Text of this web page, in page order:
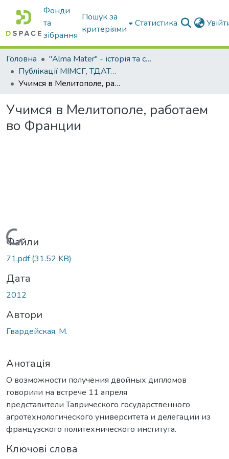
Фонди
та
зібрання
Пошук за
критеріями
Статистика
Головна
"Alma Mater" - історія та сьогодення Університету
Публікації МІМСГ, ТДАТА, ТДАТУ
Учимся в Мелитополе, работаем во Франции
Учимся в Мелитополе, работаем
во Франции
Вантажиться...
Файли
71.pdf(31.52 KB)
Дата
2012
Автори
Гвардейская, М.
Анотація
О возможности получения двойных дипломов
говорили на встрече 11 апреля
представители Таврического государственного
агротехнологического университета и делегации из
французского политехнического института.
Ключові слова